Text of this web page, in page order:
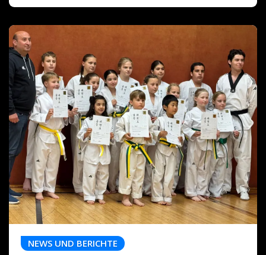
NEWS UND BERICHTE